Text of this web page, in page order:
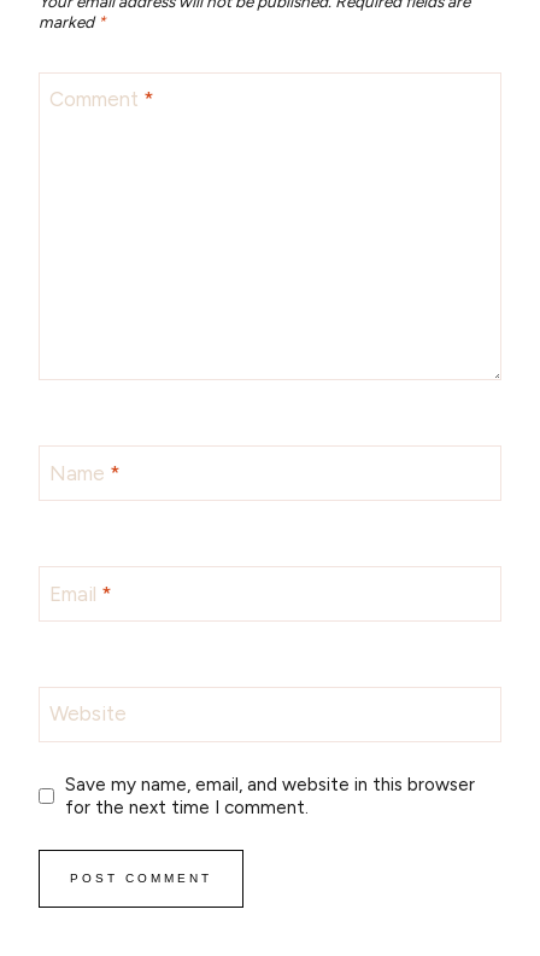
marked *
Comment *
Name *
Email *
Website
Save my name, email, and website in this browser
for the next time I comment.